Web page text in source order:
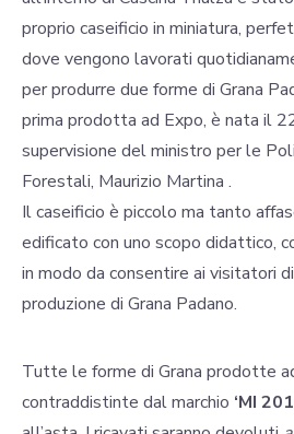
proprio caseificio in miniatura,
dove vengono lavorati
per produrre due forme di Grana
prima prodotta ad Expo, è nata il
supervisione del ministro per le
Forestali, Maurizio Martina .
Il caseificio è piccolo ma tanto
edificato con uno scopo didattico,
in modo da consentire ai visitatori
produzione di Grana Padano.
Tutte le forme di Grana prodotte
contraddistinte dal marchio ‘MI